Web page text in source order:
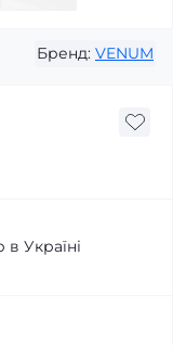
Бренд: VENUM
Україні